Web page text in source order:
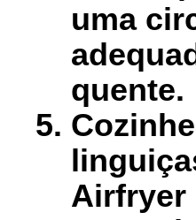
uma
quente.
Airfryer